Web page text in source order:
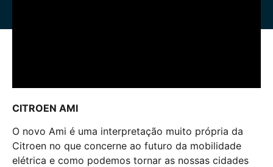
CITROEN AMI
O novo Ami é uma interpretação muito própria da
Citroen no que concerne ao futuro da mobilidade
elétrica e como podemos tornar as nossas cidades